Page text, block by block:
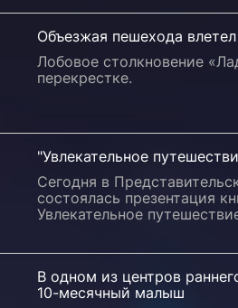
Объезжая пешехода
Лобовое столкновение
перекрестке.
"Увлекательное
Сегодня в
состоялась презентация
Увлекательное
В одном из центров
10-месячный малыш